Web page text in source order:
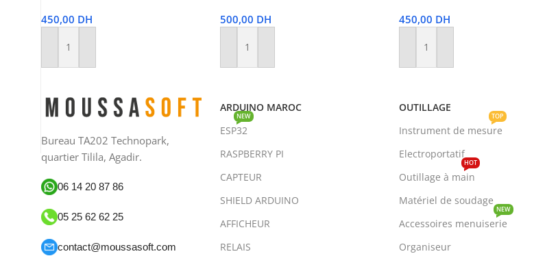
06 14 20 87 86
moussasoft.diy
450,00 DH
Ajouter Au Panier
500,00 DH
Ajouter Au Panier
450,00 DH
Ajouter Au Panier
Bureau TA202 Technopark,
quartier Tilila, Agadir.
06 14 20 87 86
05 25 62 62 25
contact@moussasoft.com
ARDUINO MAROC
ESP32
NEW
RASPBERRY PI
CAPTEUR
SHIELD ARDUINO
AFFICHEUR
RELAIS
OUTILLAGE
Instrument de mesure
TOP
Electroportatif
Outillage à main
HOT
Matériel de soudage
Accessoires menuiserie
NEW
Organiseur